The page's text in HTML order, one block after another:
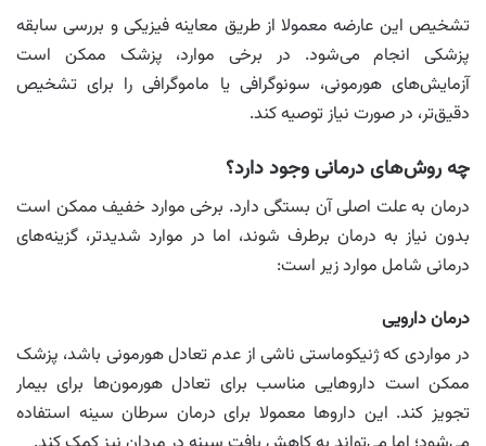
تشخیص این عارضه معمولا از طریق معاینه فیزیکی و بررسی سابقه
پزشکی انجام می‌شود. در برخی موارد، پزشک ممکن است
آزمایش‌های هورمونی، سونوگرافی یا ماموگرافی را برای تشخیص
دقیق‌تر، در صورت نیاز توصیه کند.
چه روش‌های درمانی وجود دارد؟
درمان به علت اصلی آن بستگی دارد. برخی موارد خفیف ممکن است
بدون نیاز به درمان برطرف شوند، اما در موارد شدیدتر، گزینه‌های
درمانی شامل موارد زیر است:
درمان دارویی
در مواردی که ژنیکوماستی ناشی از عدم تعادل هورمونی باشد، پزشک
ممکن است داروهایی مناسب برای تعادل هورمون‌ها برای بیمار
تجویز کند. این داروها معمولا برای درمان سرطان سینه استفاده